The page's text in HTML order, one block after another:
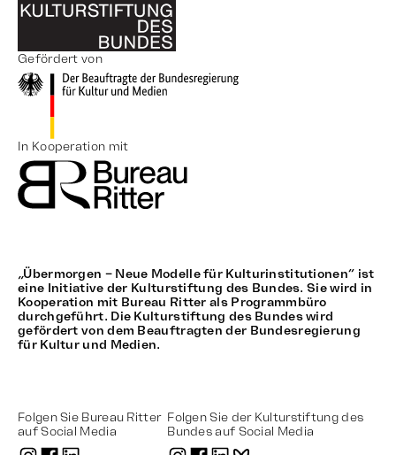
„Übermorgen – Neue Modelle für Kulturinstitutionen“ ist
eine Initiative der Kulturstiftung des Bundes. Sie wird in
Kooperation mit Bureau Ritter als Programmbüro
durchgeführt. Die Kulturstiftung des Bundes wird
gefördert von dem Beauftragten der Bundesregierung
für Kultur und Medien.
Gefördert von
In Kooperation mit
Folgen Sie Bureau Ritter
auf Social Media
Folgen Sie der Kulturstiftung des
Bundes auf Social Media